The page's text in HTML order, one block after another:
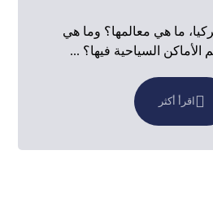
ما هي معالمها؟ وما هي
الأماكن السياحية فيها؟ ...
اقرأ أكثر